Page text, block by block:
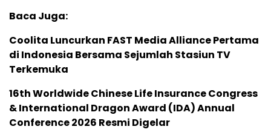
Baca Juga:
Coolita Luncurkan FAST Media Alliance Pertama
di Indonesia Bersama Sejumlah Stasiun TV
Terkemuka
16th Worldwide Chinese Life Insurance Congress
& International Dragon Award (IDA) Annual
Conference 2026 Resmi Digelar